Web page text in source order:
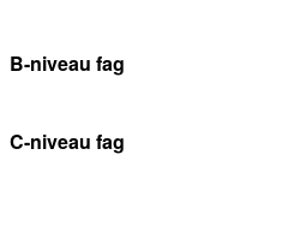
B-niveau fag
C-niveau fag